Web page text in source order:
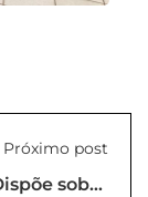
Próximo post
sobre